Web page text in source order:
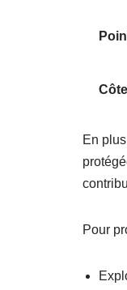
En
Pour